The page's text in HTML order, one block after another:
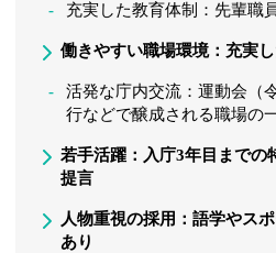
充実した教育体制：先輩職
働きやすい職場環境：充実
活発な庁内交流：運動会（
行などで醸成される職場の
若手活躍：入庁3年目までの
提言
人物重視の採用：語学やス
あり